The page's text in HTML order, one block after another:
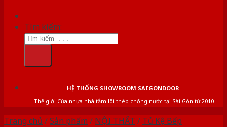
Tìm kiếm:
HỆ THỐNG SHOWROOM SAIGONDOOR
Thế giới Cửa nhựa nhà tắm lõi thép chống nước tại Sài Gòn từ 2010
Trang chủ /Sản phẩm / NỘI THẤT / Tủ Kệ Bếp